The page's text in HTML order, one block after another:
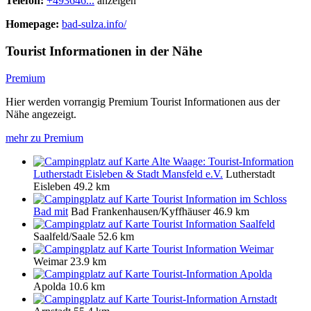
Homepage: bad-sulza.info/
Tourist Informationen in der Nähe
Premium
Hier werden vorrangig Premium Tourist Informationen aus der
Nähe angezeigt.
mehr zu Premium
Alte Waage: Tourist-Information
Lutherstadt Eisleben & Stadt Mansfeld e.V. Lutherstadt
Eisleben 49.2 km
Tourist Information im Schloss
Bad mit Bad Frankenhausen/Kyffhäuser 46.9 km
Tourist Information Saalfeld
Saalfeld/Saale 52.6 km
Tourist Information Weimar
Weimar 23.9 km
Tourist-Information Apolda
Apolda 10.6 km
Tourist-Information Arnstadt